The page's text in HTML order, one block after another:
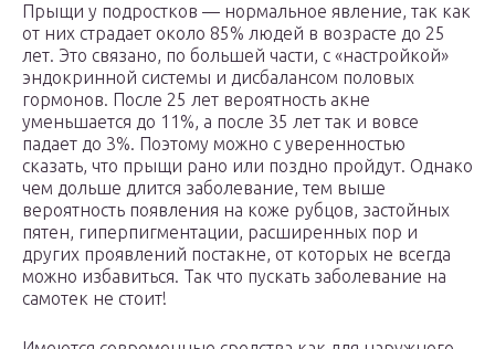
Прыщи у подростков — нормальное явление, так как
от них страдает около 85% людей в возрасте до 25
лет. Это связано, по большей части, с «настройкой»
эндокринной системы и дисбалансом половых
гормонов. После 25 лет вероятность акне
уменьшается до 11%, а после 35 лет так и вовсе
падает до 3%. Поэтому можно с уверенностью
сказать, что прыщи рано или поздно пройдут. Однако
чем дольше длится заболевание, тем выше
вероятность появления на коже рубцов, застойных
пятен, гиперпигментации, расширенных пор и
других проявлений постакне, от которых не всегда
можно избавиться. Так что пускать заболевание на
самотек не стоит!